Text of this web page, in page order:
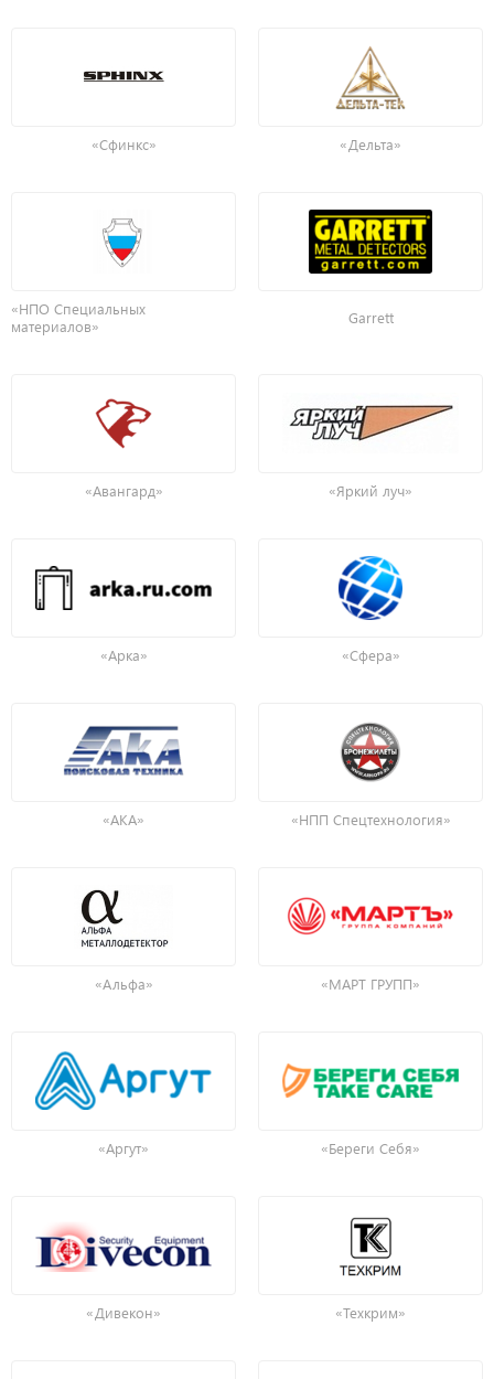
«Сфинкс» «Дельта»
«НПО Специальных
материалов»
Garrett
«Авангард» «Яркий луч»
«Арка» «Сфера»
«АКА» «НПП Спецтехнология»
«Альфа» «МАРТ ГРУПП»
«Аргут» «Береги Себя»
«Дивекон» «Техкрим»